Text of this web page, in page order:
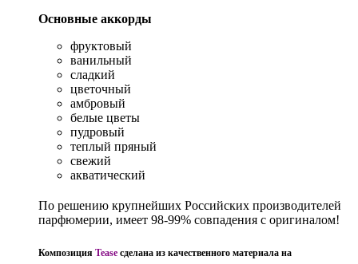
Основные аккорды
фруктовый
ванильный
сладкий
цветочный
амбровый
белые цветы
пудровый
теплый пряный
свежий
акватический
По решению крупнейших Российских производителей
парфюмерии, имеет 98-99% совпадения с оригиналом!
Композиция Tease сделана из качественного материала на